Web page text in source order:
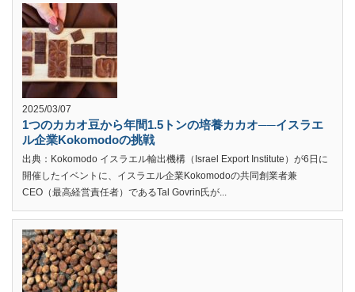
2025/03/07
1つのカカオ豆から年間1.5トンの培養カカオ──イスラエ
ル企業Kokomodoの挑戦
出典：Kokomodo イスラエル輸出機構（Israel Export Institute）が6日に
開催したイベントに、イスラエル企業Kokomodoの共同創業者兼
CEO（最高経営責任者）であるTal Govrin氏が...